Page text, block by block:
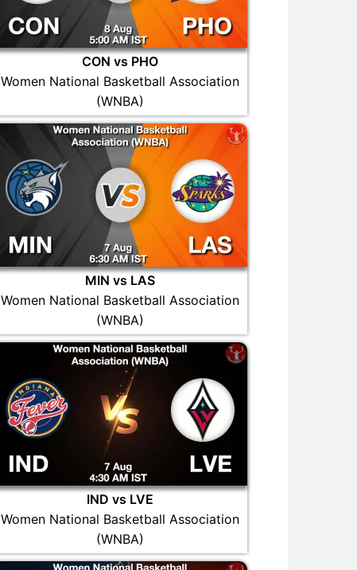
CON vs PHO
Women National Basketball Association
(WNBA)
MIN vs LAS
Women National Basketball Association
(WNBA)
IND vs LVE
Women National Basketball Association
(WNBA)